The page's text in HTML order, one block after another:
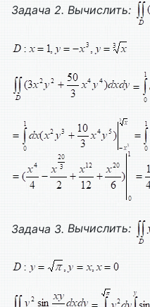
Задача 2. Вычислить:
Задача 3. Вычислить: